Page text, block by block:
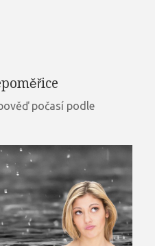
počasí podle